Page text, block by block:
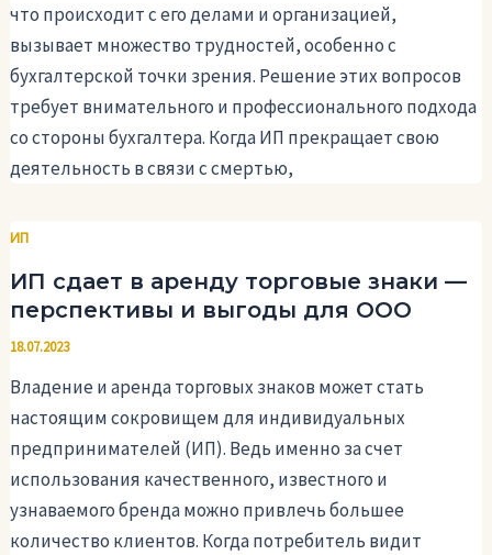
что происходит с его делами и организацией,
вызывает множество трудностей, особенно с
бухгалтерской точки зрения. Решение этих вопросов
требует внимательного и профессионального подхода
со стороны бухгалтера. Когда ИП прекращает свою
деятельность в связи с смертью,
ИП
ИП сдает в аренду торговые знаки —
перспективы и выгоды для ООО
18.07.2023
Владение и аренда торговых знаков может стать
настоящим сокровищем для индивидуальных
предпринимателей (ИП). Ведь именно за счет
использования качественного, известного и
узнаваемого бренда можно привлечь большее
количество клиентов. Когда потребитель видит